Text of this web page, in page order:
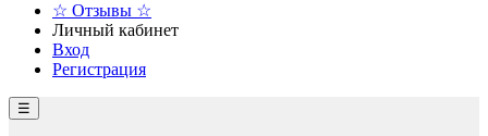
☆ Отзывы ☆
Личный кабинет
Вход
Регистрация
☰